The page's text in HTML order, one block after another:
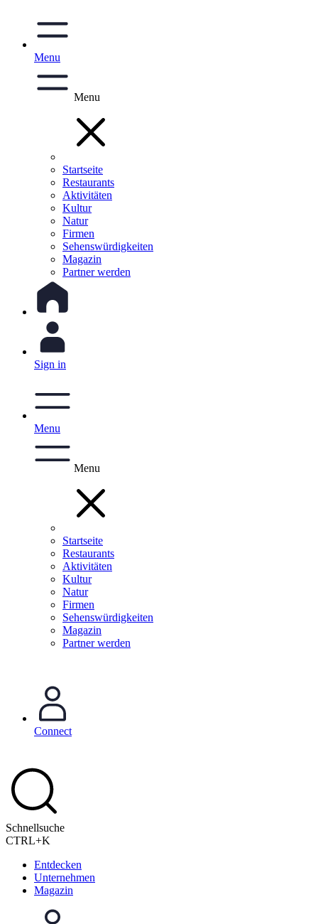
Menu
Menu
Startseite
Restaurants
Aktivitäten
Kultur
Natur
Firmen
Sehenswürdigkeiten
Magazin
Partner werden
Sign in
Menu
Menu
Startseite
Restaurants
Aktivitäten
Kultur
Natur
Firmen
Sehenswürdigkeiten
Magazin
Partner werden
Connect
Schnellsuche
CTRL+K
Entdecken
Unternehmen
Magazin